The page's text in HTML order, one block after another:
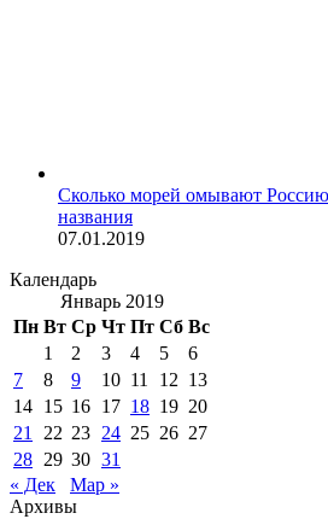
Сколько морей омывают
названия
07.01.2019
Календарь
Январь 2019
Пн Вт Ср Чт Пт Сб Вс
1
2 3 4 5
6
7
8 9 10 11 12 13
14 15 16 17 18 19 20
21
22 23 24 25 26 27
28 29 30 31
« Дек
Мар »
Архивы